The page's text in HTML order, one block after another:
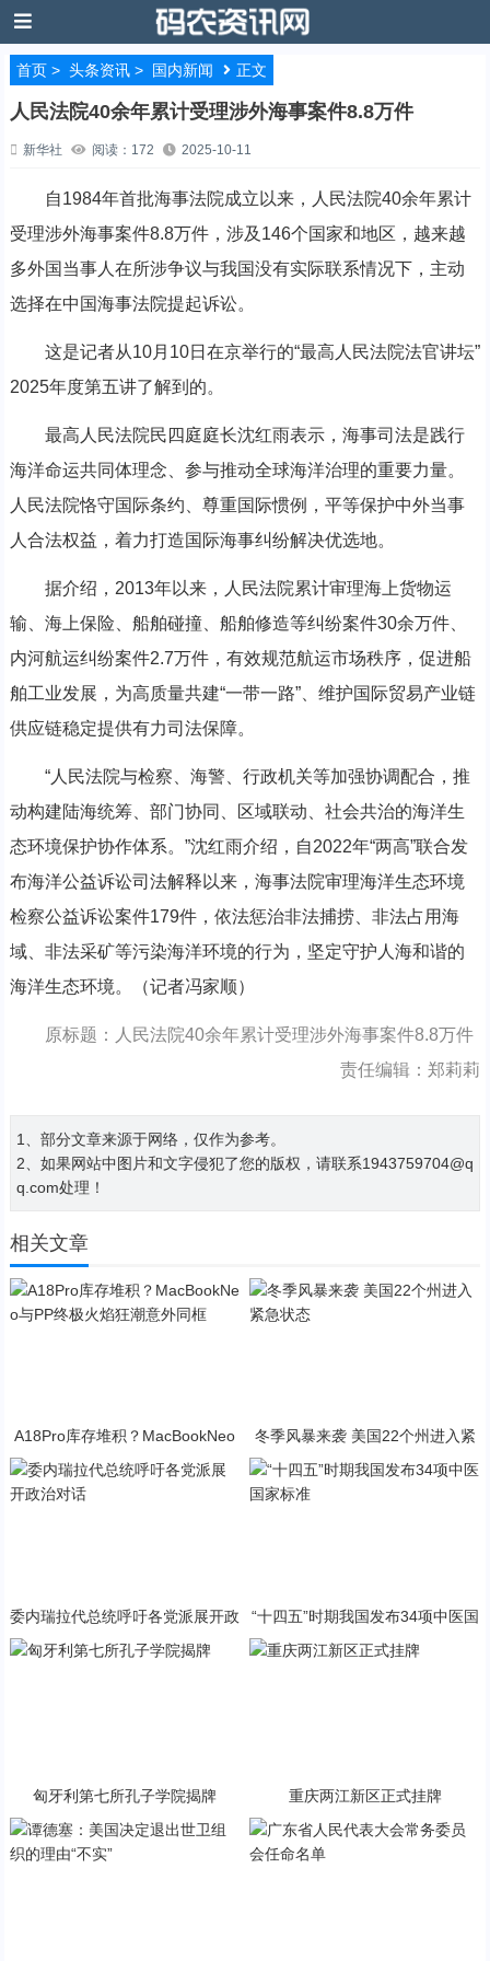
首页> 头条资讯> 国内新闻 正文
人民法院40余年累计受理涉外海事案件8.8万件
新华社 阅读：172 2025-10-11
自1984年首批海事法院成立以来，人民法院40余年累计
受理涉外海事案件8.8万件，涉及146个国家和地区，越来越
多外国当事人在所涉争议与我国没有实际联系情况下，主动
选择在中国海事法院提起诉讼。
这是记者从10月10日在京举行的“最高人民法院法官讲坛”
2025年度第五讲了解到的。
最高人民法院民四庭庭长沈红雨表示，海事司法是践行
海洋命运共同体理念、参与推动全球海洋治理的重要力量。
人民法院恪守国际条约、尊重国际惯例，平等保护中外当事
人合法权益，着力打造国际海事纠纷解决优选地。
据介绍，2013年以来，人民法院累计审理海上货物运
输、海上保险、船舶碰撞、船舶修造等纠纷案件30余万件、
内河航运纠纷案件2.7万件，有效规范航运市场秩序，促进船
舶工业发展，为高质量共建“一带一路”、维护国际贸易产业链
供应链稳定提供有力司法保障。
“人民法院与检察、海警、行政机关等加强协调配合，推
动构建陆海统筹、部门协同、区域联动、社会共治的海洋生
态环境保护协作体系。”沈红雨介绍，自2022年“两高”联合发
布海洋公益诉讼司法解释以来，海事法院审理海洋生态环境
检察公益诉讼案件179件，依法惩治非法捕捞、非法占用海
域、非法采矿等污染海洋环境的行为，坚定守护人海和谐的
海洋生态环境。（记者冯家顺）
原标题：人民法院40余年累计受理涉外海事案件8.8万件
责任编辑：郑莉莉
1、部分文章来源于网络，仅作为参考。
2、如果网站中图片和文字侵犯了您的版权，请联系1943759704@q
q.com处理！
相关文章
A18Pro库存堆积？MacBookNeo
与PP终极火焰狂潮意外同框
冬季风暴来袭 美国22个州进入紧
急状态
委内瑞拉代总统呼吁各党派展开政
“十四五”时期我国发布34项中医国
匈牙利第七所孔子学院揭牌 重庆两江新区正式挂牌